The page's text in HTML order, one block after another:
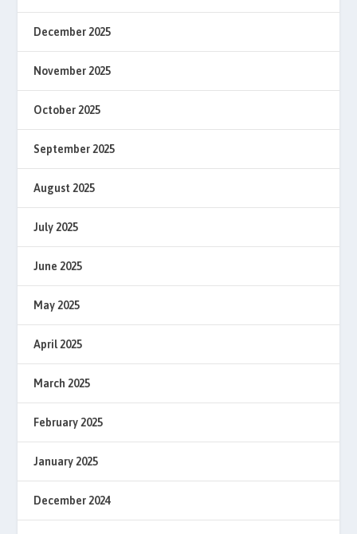
December 2025
November 2025
October 2025
September 2025
August 2025
July 2025
June 2025
May 2025
April 2025
March 2025
February 2025
January 2025
December 2024